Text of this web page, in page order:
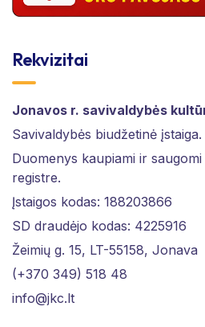
Rekvizitai
Jonavos r. savivaldybės
Savivaldybės biudžetinė įstaiga.
Duomenys kaupiami ir
registre.
Įstaigos kodas: 188203866
SD draudėjo kodas: 4225916
Žeimių g. 15, LT-55158, Jonava
(+370 349) 518 48
info@jkc.lt